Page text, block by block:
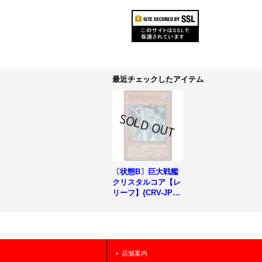
最近チェックしたアイテム
〔状態B〕巨大戦艦
クリスタルコア【レ
リーフ】{CRV-JP02
店舗案内